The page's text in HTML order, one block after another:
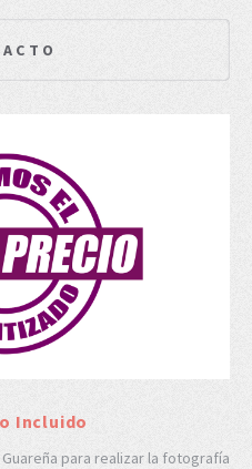
Incluido
para realizar la fotografía